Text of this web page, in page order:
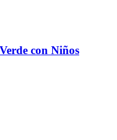
con Niños